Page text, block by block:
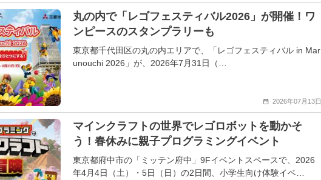
丸の内で「レゴフェスティバル2026」が開催！ワ
ンピースのスタンプラリーも
東京都千代田区の丸の内エリアで、「レゴフェスティバル in Mar
unouchi 2026」が、2026年7月31日（…
2026年07月13日
マインクラフトの世界でレゴロボットを動かそ
う！春休みに親子プログラミングイベント
東京都府中市の「ミッテン府中」9Fイベントスペースで、2026
年4月4日（土）・5日（日）の2日間、小学生向け体験イベ…